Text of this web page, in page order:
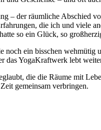
– der räumliche Abschied
die ich und viele
so ein Glück, so
noch ein bisschen
das YogaKraftwerk lebt
die die Räume mit
gemeinsam verbringen.